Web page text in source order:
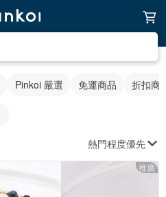
Pinkoi 嚴選 免運商品 折扣商
熱門程度優先
推廣